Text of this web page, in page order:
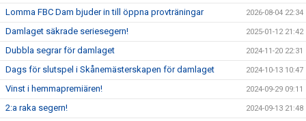
Lomma FBC Dam bjuder in till öppna provträningar 2026-08-04 22:34
Damlaget säkrade seriesegern! 2025-01-12 21:42
Dubbla segrar för damlaget 2024-11-20 22:31
Dags för slutspel i Skånemästerskapen för damlaget 2024-10-13 10:47
Vinst i hemmapremiären! 2024-09-29 09:11
2:a raka segern! 2024-09-13 21:48